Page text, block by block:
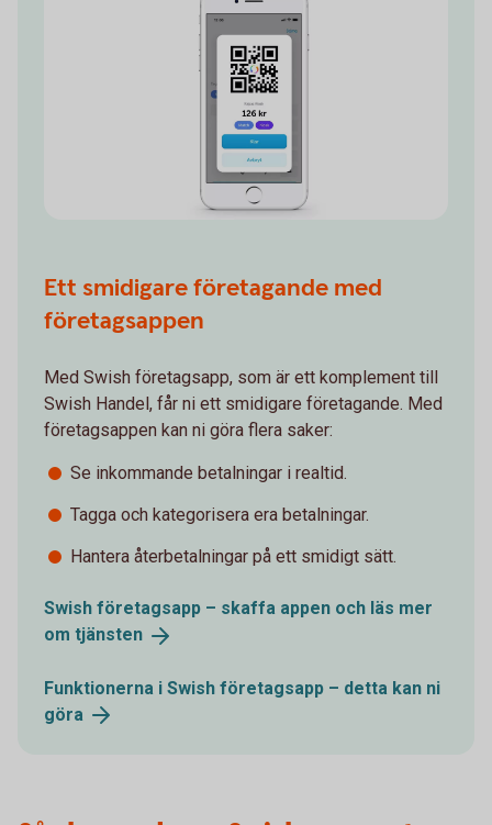
Ett smidigare företagande med
företagsappen
Med Swish företagsapp, som är ett komplement till
Swish Handel, får ni ett smidigare företagande. Med
företagsappen kan ni göra flera saker:
Se inkommande betalningar i realtid.
Tagga och kategorisera era betalningar.
Hantera återbetalningar på ett smidigt sätt.
Swish företagsapp – skaffa appen och läs mer
om tjänsten
Funktionerna i Swish företagsapp – detta kan ni
göra